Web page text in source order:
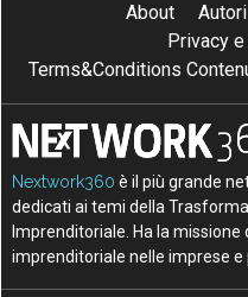
About Autori
Privacy
Terms&Conditions
Nextwork360 è il più grande
dedicati ai temi della
Imprenditoriale. Ha la
imprenditoriale nelle imprese